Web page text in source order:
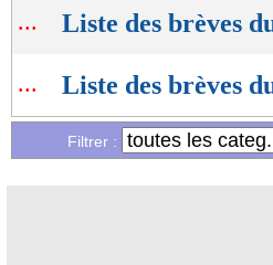
... Liste des brèves
... Liste des brèves
Filtrer :